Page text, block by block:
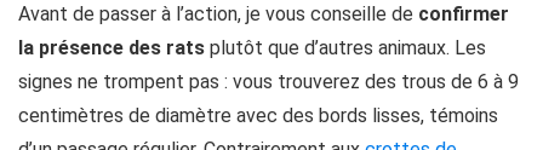
Avant de passer à l’action, je vous conseille de confirmer
la présence des rats plutôt que d’autres animaux. Les
signes ne trompent pas : vous trouverez des trous de 6 à 9
centimètres de diamètre avec des bords lisses, témoins